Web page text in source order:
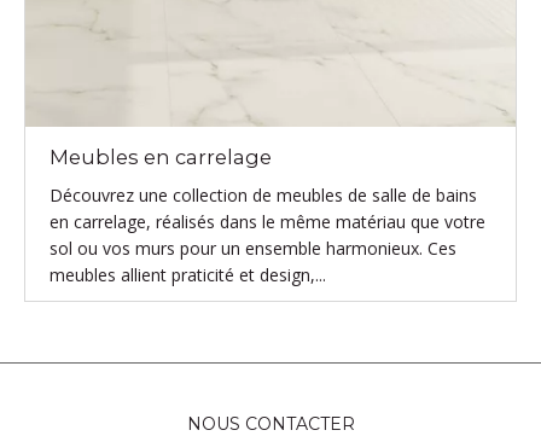
Meubles en carrelage
Découvrez une collection de meubles de salle de bains
en carrelage, réalisés dans le même matériau que votre
sol ou vos murs pour un ensemble harmonieux. Ces
meubles allient praticité et design,...
NOUS CONTACTER